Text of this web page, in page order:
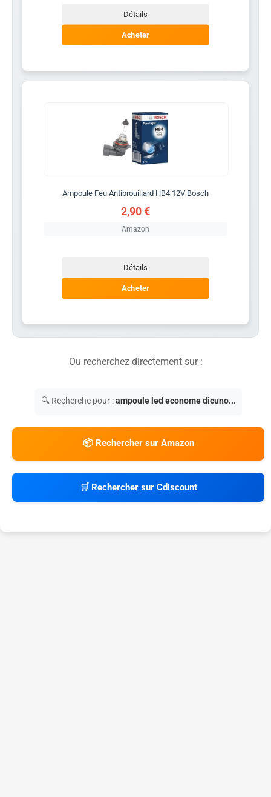
Détails
Acheter
Ampoule Feu Antibrouillard HB4 12V Bosch
2,90 €
Amazon
Détails
Acheter
Ou recherchez directement sur :
🔍 Recherche pour :ampoule led econome dicuno...
📦 Rechercher sur Amazon
🛒 Rechercher sur Cdiscount